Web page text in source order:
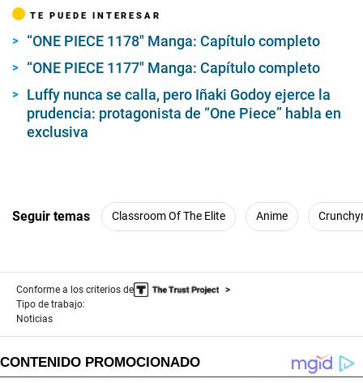
TE PUEDE INTERESAR
“ONE PIECE 1178″ Manga: Capítulo completo
“ONE PIECE 1177″ Manga: Capítulo completo
Luffy nunca se calla, pero Iñaki Godoy ejerce la
prudencia: protagonista de “One Piece” habla en
exclusiva
Seguir temas Classroom Of The Elite Anime
Conforme a los criterios de
Tipo de trabajo:
Noticias